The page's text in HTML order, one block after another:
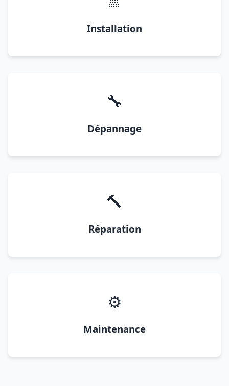
Installation
🔧
Dépannage
🔨
Réparation
⚙️
Maintenance